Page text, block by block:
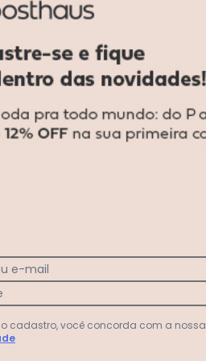
branqueadores ópticos
e-mail
o cadastro, você concorda com a nossa